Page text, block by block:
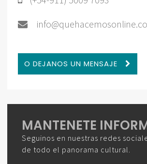
O DEJANOS UN MENSAJE
MANTENETE
Seguinos en nuestras redes
de todo el panorama cultural.